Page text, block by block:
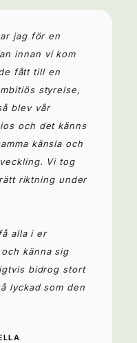
jag för en
innan vi kom
fått till en
styrelse,
blev vår
och det känns
känsla och
Vi tog
riktning under
alla i er
känna sig
bidrog stort
lyckad som den